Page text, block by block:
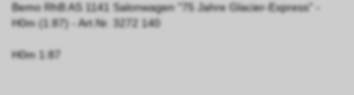
Bemo RhB AS 1141 Salonwagen "75 Jahre Glacier-Express" -
H0m (1:87) - Art.Nr. 3272 140
H0m 1:87